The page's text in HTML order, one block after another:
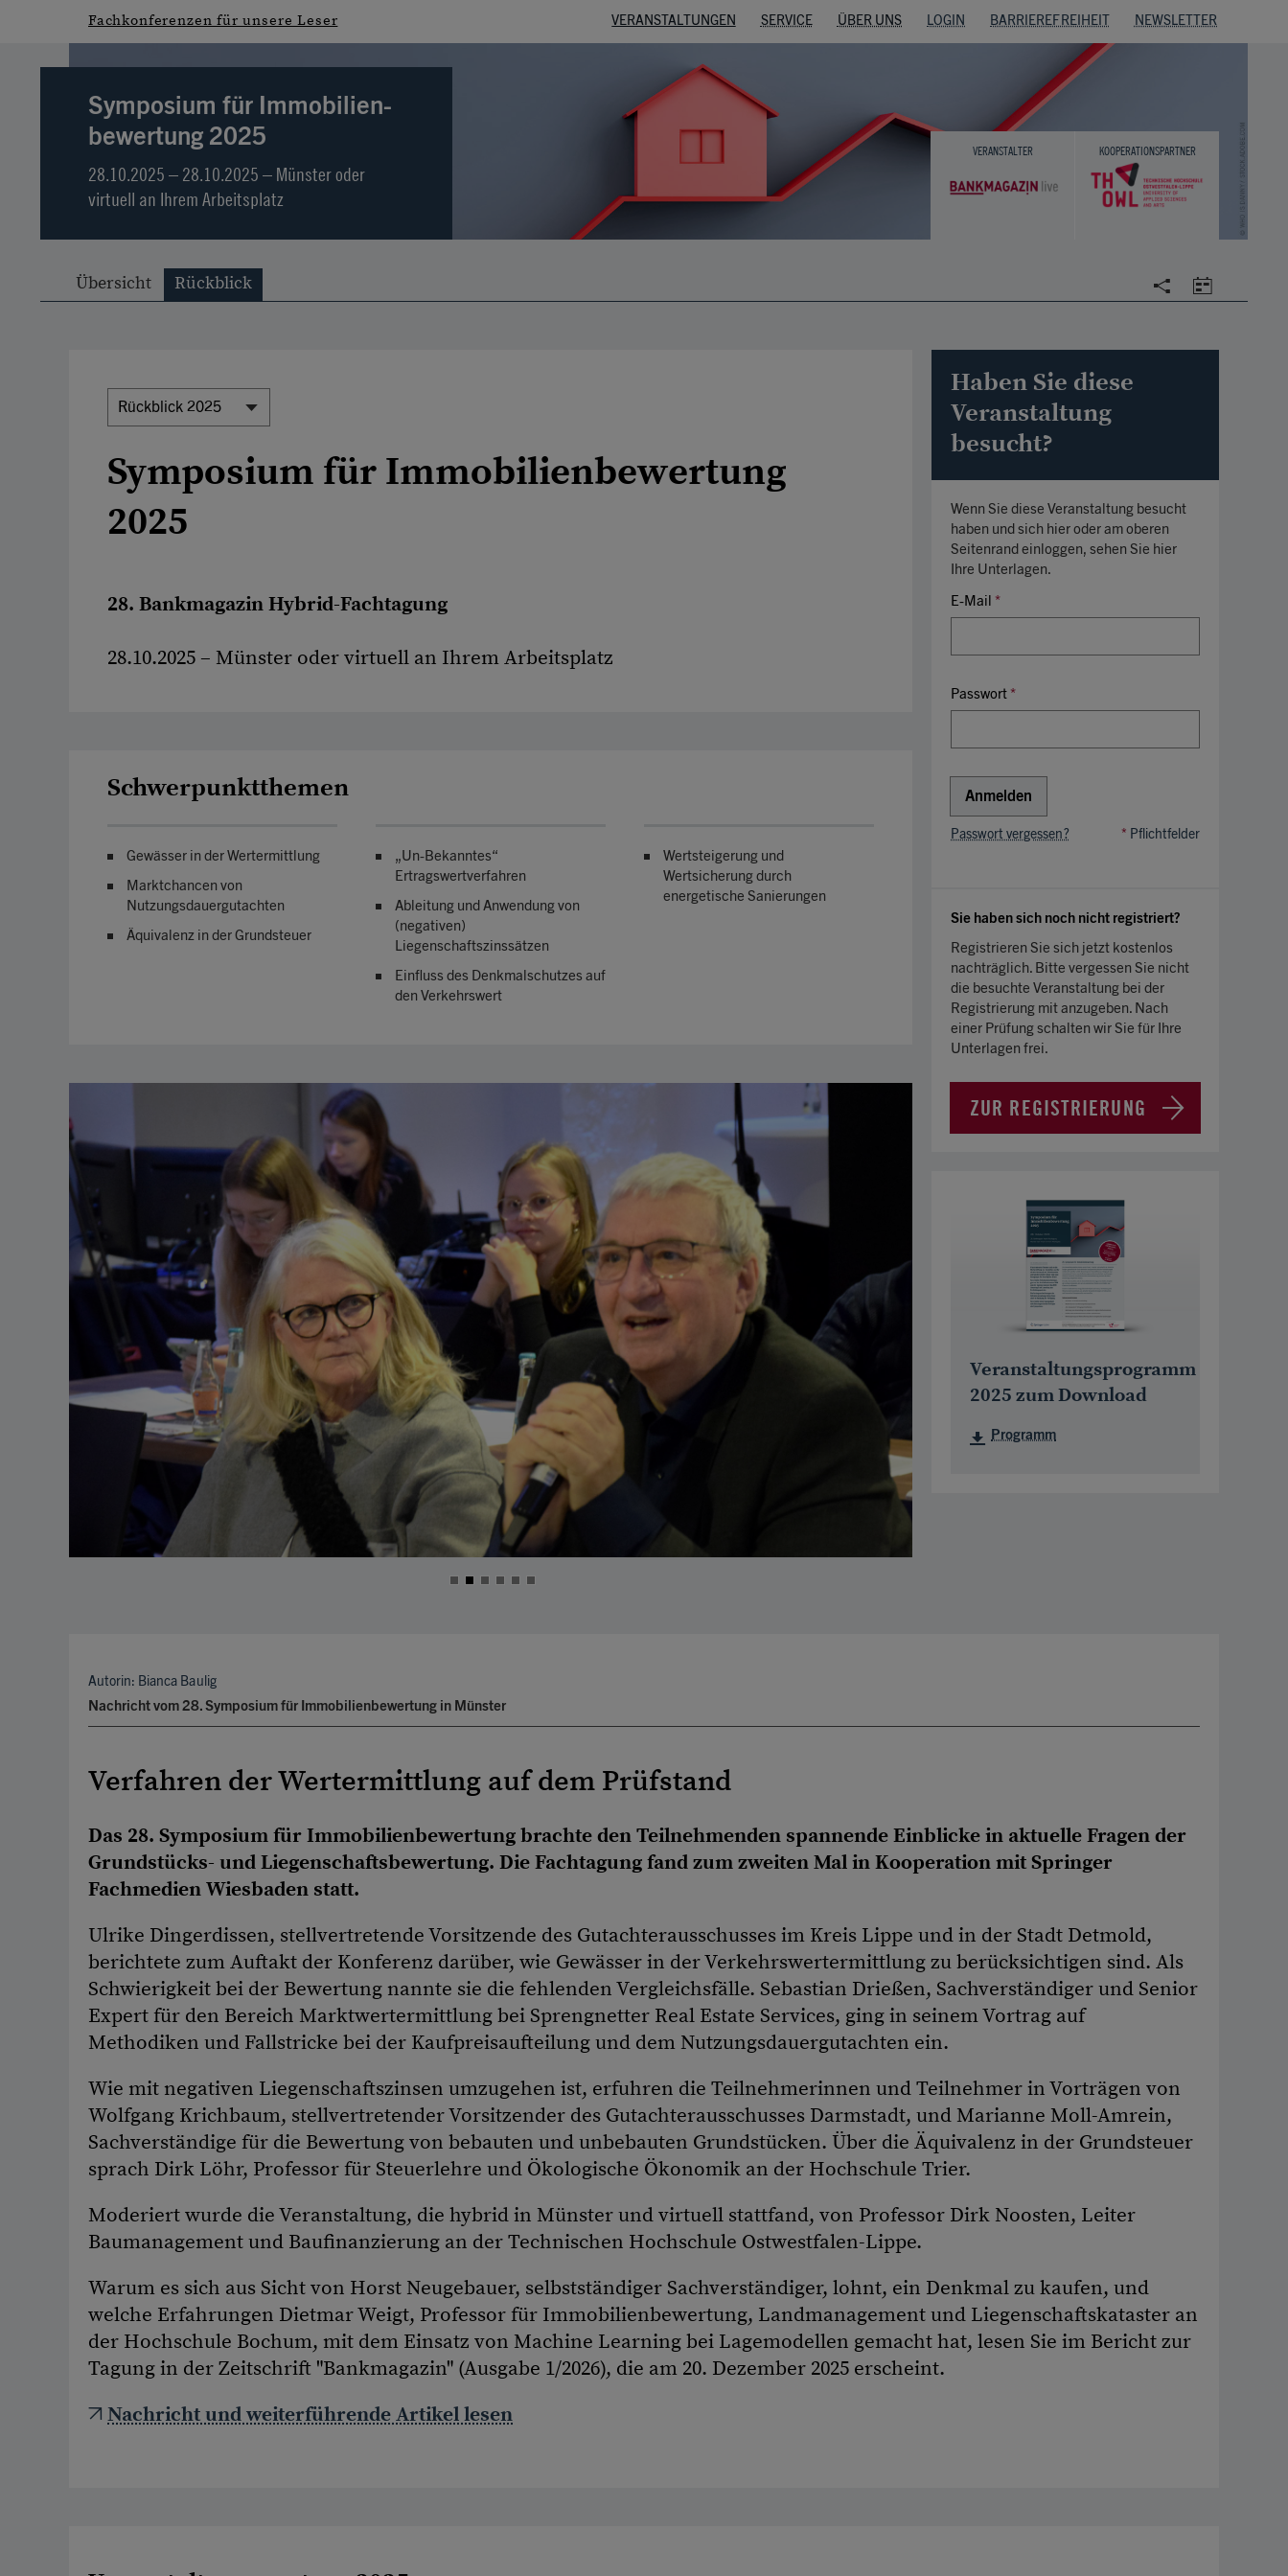
Fachkonferenzen für unsere Leser LOGIN BARRIEREFREIHEIT NEWSLETTER
VERANSTALTUNGEN SERVICE ÜBER UNS
Symposium für Immobilien­
bewertung 2025
28.10.2025 – 28.10.2025 – Münster oder
virtuell an Ihrem Arbeitsplatz
VERANSTALTER KOOPERATIONSPARTNER
Übersicht Rückblick Calendar
Social
Rückblick 2025
Symposium für Immobilienbewertung
2025
28. Bankmagazin Hybrid-Fachtagung
28.10.2025 – Münster oder virtuell an Ihrem Arbeitsplatz
Schwerpunktthemen
Gewässer in der Wertermittlung
Marktchancen von
Nutzungsdauergutachten
Äquivalenz in der Grundsteuer
„Un-Bekanntes“
Ertragswertverfahren
Ableitung und Anwendung von
(negativen)
Liegenschaftszinssätzen
Einfluss des Denkmalschutzes auf
den Verkehrswert
Wertsteigerung und
Wertsicherung durch
energetische Sanierungen
Haben Sie diese
Veranstaltung
besucht?
Wenn Sie diese Veranstaltung besucht
haben und sich hier oder am oberen
Seitenrand einloggen, sehen Sie hier
Ihre Unterlagen.
E-Mail *
Passwort *
Anmelden
Passwort vergessen? * Pflichtfelder
Sie haben sich noch nicht registriert?
Registrieren Sie sich jetzt kostenlos
nachträglich. Bitte vergessen Sie nicht
die besuchte Veranstaltung bei der
Registrierung mit anzugeben. Nach
einer Prüfung schalten wir Sie für Ihre
Unterlagen frei.
ZUR REGISTRIERUNG
Veranstaltungsprogramm
2025 zum Download
Programm
Autorin: Bianca Baulig
Nachricht vom 28. Symposium für Immobilienbewertung in Münster
Verfahren der Wertermittlung auf dem Prüfstand
Das 28. Symposium für Immobilienbewertung brachte den Teilnehmenden spannende Einblicke in aktuelle Fragen der
Grundstücks- und Liegenschaftsbewertung. Die Fachtagung fand zum zweiten Mal in Kooperation mit Springer
Fachmedien Wiesbaden statt.
Ulrike Dingerdissen, stellvertretende Vorsitzende des Gutachterausschusses im Kreis Lippe und in der Stadt Detmold,
berichtete zum Auftakt der Konferenz darüber, wie Gewässer in der Verkehrswertermittlung zu berücksichtigen sind. Als
Schwierigkeit bei der Bewertung nannte sie die fehlenden Vergleichsfälle. Sebastian Drießen, Sachverständiger und Senior
Expert für den Bereich Marktwertermittlung bei Sprengnetter Real Estate Services, ging in seinem Vortrag auf
Methodiken und Fallstricke bei der Kaufpreisaufteilung und dem Nutzungsdauergutachten ein.
Wie mit negativen Liegenschaftszinsen umzugehen ist, erfuhren die Teilnehmerinnen und Teilnehmer in Vorträgen von
Wolfgang Krichbaum, stellvertretender Vorsitzender des Gutachterausschusses Darmstadt, und Marianne Moll-Amrein,
Sachverständige für die Bewertung von bebauten und unbebauten Grundstücken. Über die Äquivalenz in der Grundsteuer
sprach Dirk Löhr, Professor für Steuerlehre und Ökologische Ökonomik an der Hochschule Trier.
Moderiert wurde die Veranstaltung, die hybrid in Münster und virtuell stattfand, von Professor Dirk Noosten, Leiter
Baumanagement und Baufinanzierung an der Technischen Hochschule Ostwestfalen-Lippe.
Warum es sich aus Sicht von Horst Neugebauer, selbstständiger Sachverständiger, lohnt, ein Denkmal zu kaufen, und
welche Erfahrungen Dietmar Weigt, Professor für Immobilienbewertung, Landmanagement und Liegenschaftskataster an
der Hochschule Bochum, mit dem Einsatz von Machine Learning bei Lagemodellen gemacht hat, lesen Sie im Bericht zur
Tagung in der Zeitschrift "Bankmagazin" (Ausgabe 1/2026), die am 20. Dezember 2025 erscheint.
Nachricht und weiterführende Artikel lesen